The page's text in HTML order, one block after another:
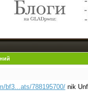
bf3...ats/788195700/nik